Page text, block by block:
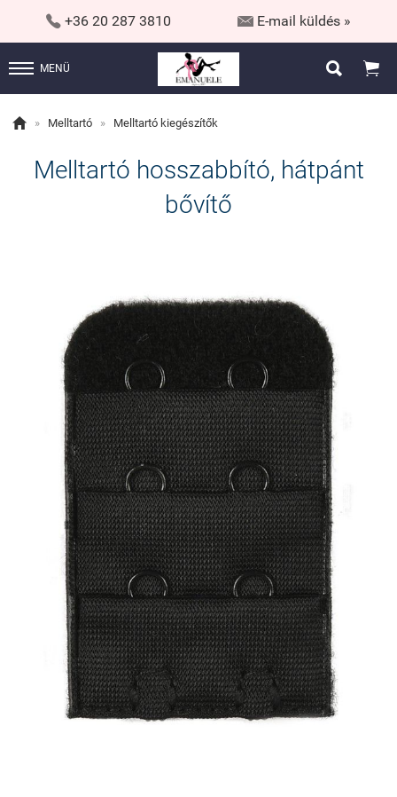
 +36 20 287 3810  E-mail küldés »
MENÜ  
 » Melltartó » Melltartó kiegészítők
Melltartó hosszabbító, hátpánt
bővítő